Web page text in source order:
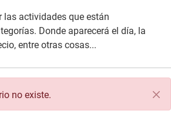
las actividades que están
Donde aparecerá el día, la
entre otras cosas...
no existe.